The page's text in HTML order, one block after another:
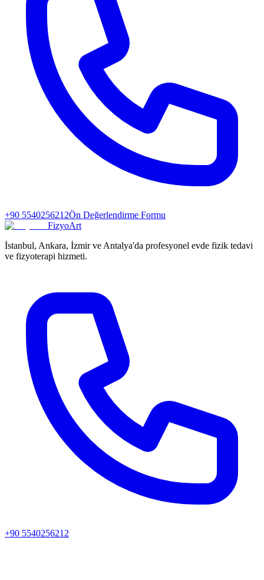
+90 5540256212Ön Değerlendirme Formu
FizyoArt
İstanbul, Ankara, İzmir ve Antalya'da profesyonel evde fizik tedavi
ve fizyoterapi hizmeti.
+90 5540256212